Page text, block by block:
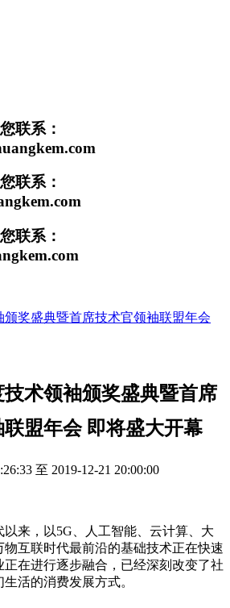
联系：
联系：
联系：
术领袖颁奖盛典暨首席
盟年会 即将盛大开幕
至 2019-12-21 20:00:00
来，以5G、人工智能、云计算、大
互联时代最前沿的基础技术正在快速
在进行逐步融合，已经深刻改变了社
活的消费发展方式。